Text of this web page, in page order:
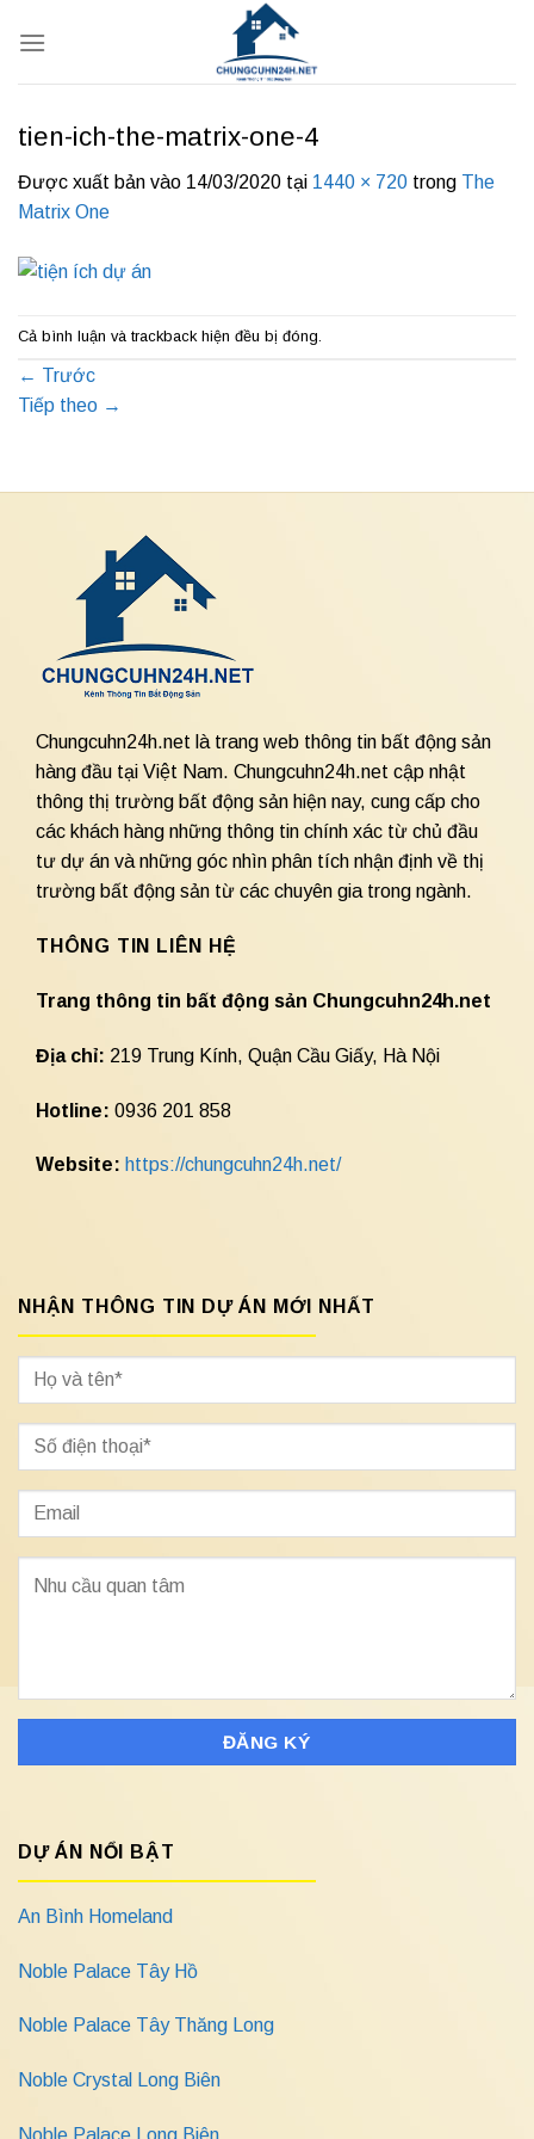
qua
tien-ich-the-matrix-one-4
Được xuất bản vào 14/03/2020 tại 1440 × 720 trong The
Matrix One
Cả bình luận và trackback hiện đều bị đóng.
← Trước
Tiếp theo →
Chungcuhn24h.net là trang web thông tin bất động sản
hàng đầu tại Việt Nam. Chungcuhn24h.net cập nhật
thông thị trường bất động sản hiện nay, cung cấp cho
các khách hàng những thông tin chính xác từ chủ đầu
tư dự án và những góc nhìn phân tích nhận định về thị
trường bất động sản từ các chuyên gia trong ngành.
THÔNG TIN LIÊN HỆ
Trang thông tin bất động sản Chungcuhn24h.net
Địa chỉ: 219 Trung Kính, Quận Cầu Giấy, Hà Nội
Hotline: 0936 201 858
Website: https://chungcuhn24h.net/
NHẬN THÔNG TIN DỰ ÁN MỚI NHẤT
DỰ ÁN NỔI BẬT
An Bình Homeland
Noble Palace Tây Hồ
Noble Palace Tây Thăng Long
Noble Crystal Long Biên
Noble Palace Long Biên